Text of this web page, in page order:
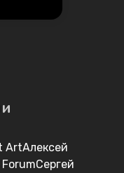
ArtАлексей
Сергей